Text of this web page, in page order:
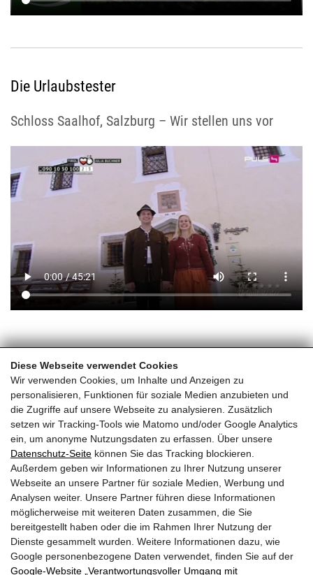
Diese Webseite verwendet Cookies
Wir verwenden Cookies, um Inhalte und Anzeigen zu
personalisieren, Funktionen für soziale Medien anzubieten und
die Zugriffe auf unsere Webseite zu analysieren. Zusätzlich
setzen wir Tracking-Tools wie Matomo und/oder Google Analytics
ein, um anonyme Nutzungsdaten zu erfassen. Über unsere
Datenschutz-Seite können Sie das Tracking blockieren.
Außerdem geben wir Informationen zu Ihrer Nutzung unserer
Webseite an unsere Partner für soziale Medien, Werbung und
Analysen weiter. Unsere Partner führen diese Informationen
möglicherweise mit weiteren Daten zusammen, die Sie
bereitgestellt haben oder die im Rahmen Ihrer Nutzung der
Dienste gesammelt wurden. Weitere Informationen dazu, wie
Google personenbezogene Daten verwendet, finden Sie auf der
Google‑Website „Verantwortungsvoller Umgang mit
Die Urlaubstester
Schloss Saalhof, Salzburg – Wir stellen uns vor
Videos
Neue Filme
Schloss Saalhof
Familie Rieder ● Saalhofstr. 26 ● A-5751 Maishofen
Telefon:+43 660 5703237
BEWERTUNGEN